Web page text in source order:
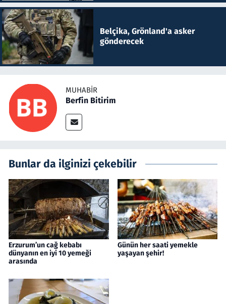
Belçika, Grönland'a asker
gönderecek
MUHABIR
Berfin Bitirim
Bunlar da ilginizi çekebilir
Erzurum’un cağ kebabı
dünyanın en iyi 10 yemeği
arasında
Günün her saati yemekle
yaşayan şehir!